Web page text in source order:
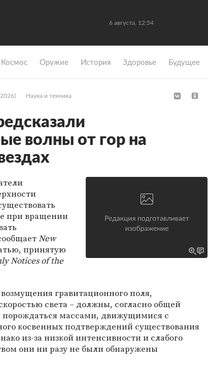
6 августа, 12:54
Космос Оружие История Здоровье Будущее
Наука и техника
волны от гор на
при вращении
New
принятую
Notices of the
гравитационного поля,
света – должны, согласно общей
порождаться массами, движущимися с
косвенных подтверждений существования
из-за низкой интенсивности и слабого
они ни разу не были обнаружены